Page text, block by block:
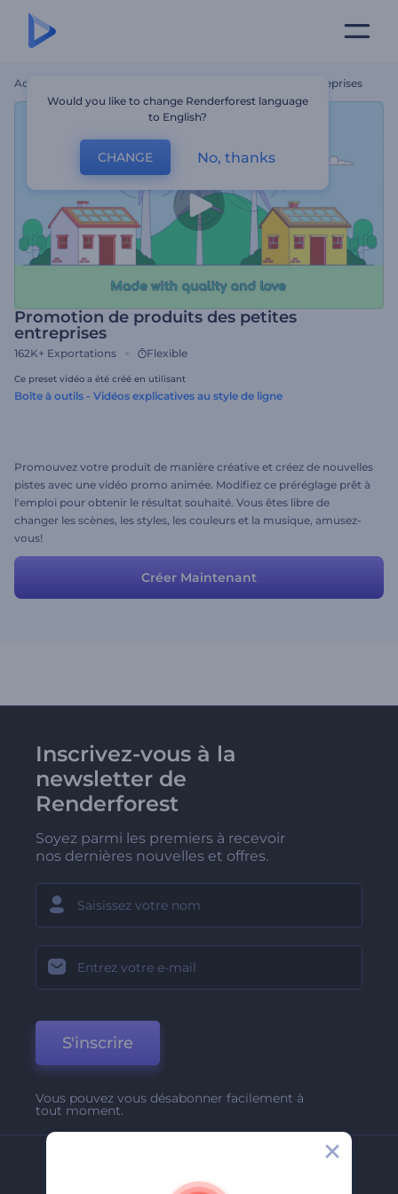
Accueil Promotion De Produits Des Petites Entreprises
Promotion de produits des petites
entreprises
162K+ Exportations Flexible
Ce preset vidéo a été créé en utilisant
Boîte à outils - Vidéos explicatives au style de ligne
Promouvez votre produit de manière créative et créez de nouvelles
pistes avec une vidéo promo animée. Modifiez ce préréglage prêt à
l'emploi pour obtenir le résultat souhaité. Vous êtes libre de
changer les scènes, les styles, les couleurs et la musique, amusez-
vous!
Créer Maintenant
Inscrivez-vous à la
newsletter de
Renderforest
Soyez parmi les premiers à recevoir
nos dernières nouvelles et offres.
S'inscrire
Vous pouvez vous désabonner facilement à
tout moment.
Would you like to change Renderforest language
to English?
CHANGE No, thanks